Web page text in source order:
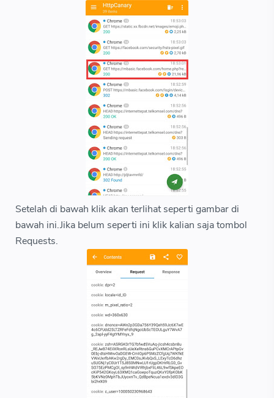
Setelah di bawah klik akan terlihat seperti gambar di
bawah ini.Jika belum seperti ini klik kalian saja tombol
Requests.